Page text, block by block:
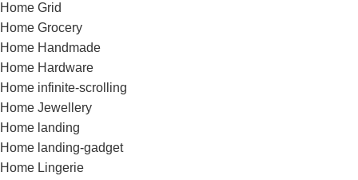
Home Grid
Home Grocery
Home Handmade
Home Hardware
Home infinite-scrolling
Home Jewellery
Home landing
Home landing-gadget
Home Lingerie